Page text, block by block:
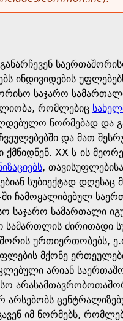
ინდივიდების
საჯარო
რომლებიც
ნორმებად და
და მათ
XX ს-ის მეორე
,
სუბიექტად
ჩამოყალიბებულ
საჯარო სამართალი
სამართლის ძირითადი
ურთიერთობებს,
მქონე
არიან
არსებობს
იმ ნორმებს,